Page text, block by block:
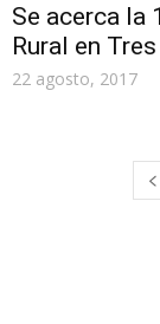
Se acerca la
Rural en
22 agosto, 2017